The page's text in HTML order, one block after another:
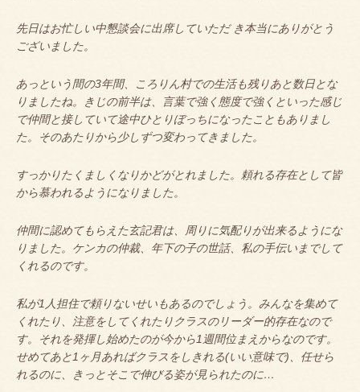
先日はお忙しい中懇談会に出席していただ き本当にありがとう
ございました。
あっという間の3年間、ころりん村での生活も残りあと数日とな
りましたね。きじの前半は、言葉で強く態度で強くといった感じ
で仲間と接していて途中ひとりぼっちになったこともありまし
た。そのあたりから少しずつ変わってきました。
すっかりたくましくなりかどがとれました。頼れる存在として皆
から慕われるようになりました。
仲間に認めてもらえた玄記君は、周りに気配りが出来るようにな
りました。ケンカの仲裁、年下の子の世話、私の手伝いまでして
くれるのです。
私が1人担住で頼りないせいもあるのでしょう。みんなを集めて
くれたり、注意をしてくれたりクラスのリーダー的存在なので
す。それを発揮し始めたのが今から1週間位まえからなのです。
せめてあと1ヶ月あればクラスをしきれる(いい意味で)、任せら
れるのに、きっとそこで伸びる姿が見られたのに…